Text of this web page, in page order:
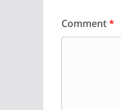
Comment*